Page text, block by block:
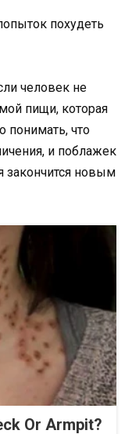
человек не
пищи, которая
понимать, что
и поблажек
закончится новым
Or Armpit?